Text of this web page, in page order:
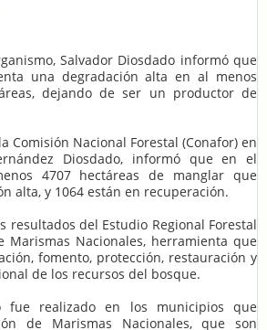
Salvador Diosdado informó que
una degradación alta en al menos
dejando de ser un productor de
Comisión Nacional Forestal (Conafor) en
Diosdado, informó que en el
4707 hectáreas de manglar que
alta, y 1064 están en recuperación.
resultados del Estudio Regional Forestal
Marismas Nacionales, herramienta que
fomento, protección, restauración y
de los recursos del bosque.
realizado en los municipios que
de Marismas Nacionales, que son